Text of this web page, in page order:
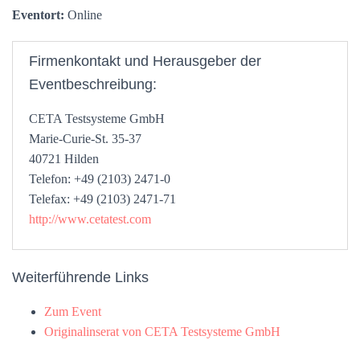
Eventort: Online
Firmenkontakt und Herausgeber der
Eventbeschreibung:
CETA Testsysteme GmbH
Marie-Curie-St. 35-37
40721 Hilden
Telefon: +49 (2103) 2471-0
Telefax: +49 (2103) 2471-71
http://www.cetatest.com
Weiterführende Links
Zum Event
Originalinserat von CETA Testsysteme GmbH